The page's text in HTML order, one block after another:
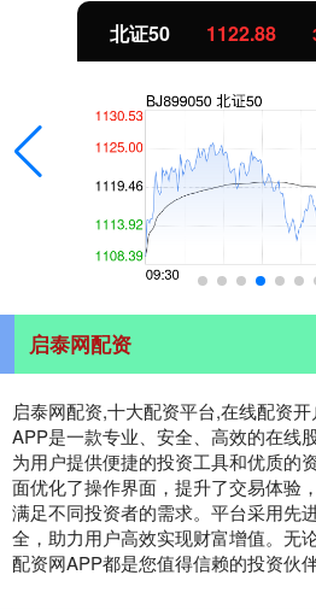
北证50 1122.88
启泰网配资
启泰网配资,十大配资平台,在线配资
APP是一款专业、安全、高效的在线
为用户提供便捷的投资工具和优质的
面优化了操作界面，提升了交易体验
满足不同投资者的需求。平台采用先
全，助力用户高效实现财富增值。无
配资网APP都是您值得信赖的投资伙